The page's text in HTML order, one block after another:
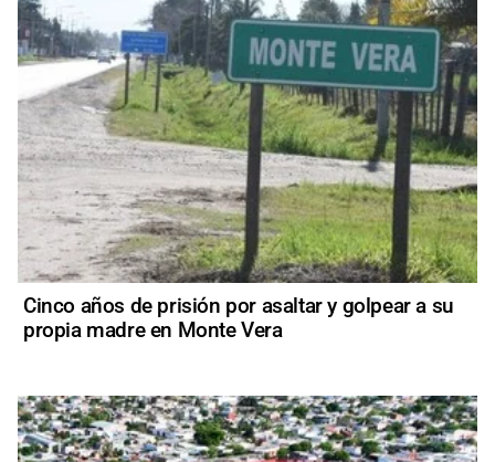
Cinco años de prisión por asaltar y golpear a su
propia madre en Monte Vera